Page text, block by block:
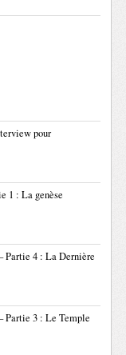
pour
1 : La genèse
Partie 4 : La Dernière
Partie 3 : Le Temple